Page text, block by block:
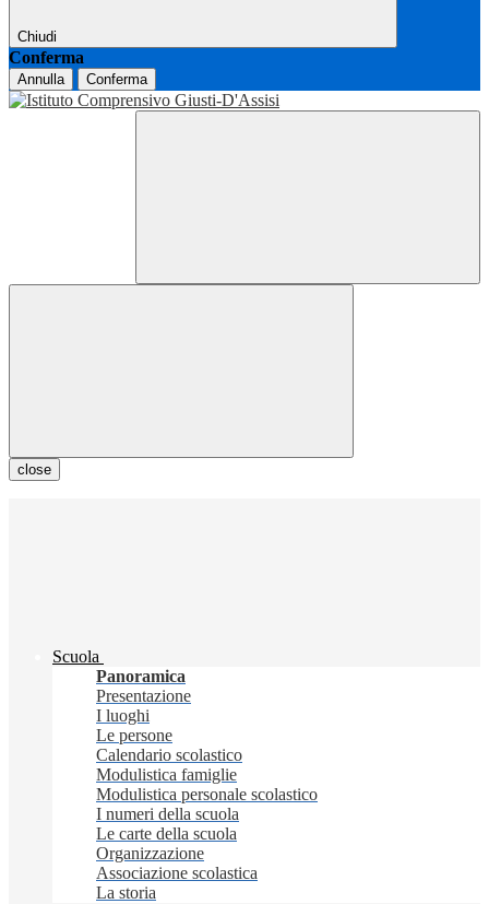
Chiudi
Conferma
Annulla Conferma
close
Scuola
Panoramica
Presentazione
I luoghi
Le persone
Calendario scolastico
Modulistica famiglie
Modulistica personale scolastico
I numeri della scuola
Le carte della scuola
Organizzazione
Associazione scolastica
La storia